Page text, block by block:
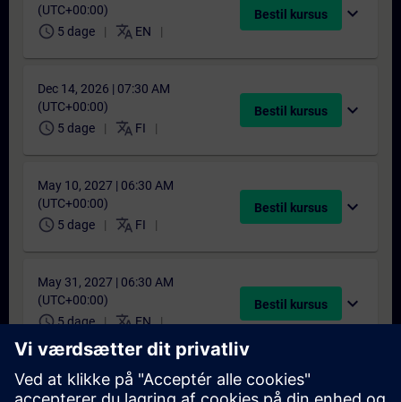
(UTC+00:00)
schedule 5 dage translate EN
Bestil kursus expand_more
Dec 14, 2026 | 07:30 AM
(UTC+00:00)
schedule 5 dage translate FI
Bestil kursus expand_more
May 10, 2027 | 06:30 AM
(UTC+00:00)
schedule 5 dage translate FI
Bestil kursus expand_more
May 31, 2027 | 06:30 AM
(UTC+00:00)
schedule5 dage translateEN
Bestil kursus expand_more
Sep 20, 2027 | 06:30 AM
(UTC+00:00)